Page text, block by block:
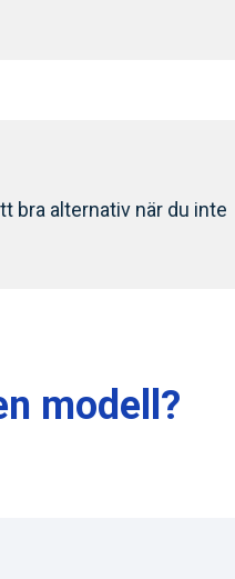
bra alternativ när du inte
modell?